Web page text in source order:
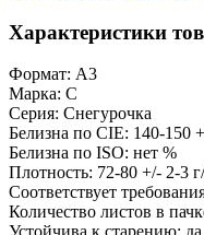
Характеристики
Формат: А3
Марка: C
Серия: Снегурочка
Белизна по CIE: 140-150
Белизна по ISO: нет %
Плотность: 72-80 +/- 2-3
Соответствует
Количество листов в